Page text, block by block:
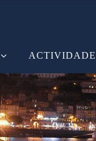
ACTIVIDADE